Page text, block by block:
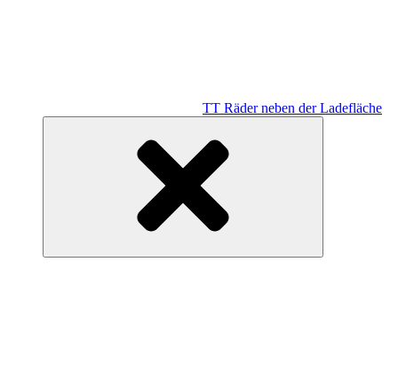
TT Räder neben der Ladefläche